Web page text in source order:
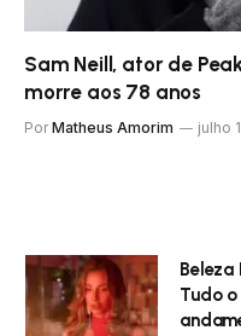
Sam Neill, ator de
morre aos 78 anos
Por Matheus Amorim julho
Tudo